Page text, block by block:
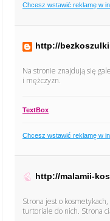
Chcesz wstawić reklamę w
http://
Na stronie znajdują się
i mężczyzn.
TextBox
Chcesz wstawić reklamę w
http://malamii-
Strona jest o
turtoriale do nich. Strona